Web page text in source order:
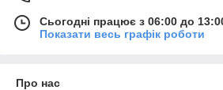
Сьогодні працює з 06:00 до
Показати весь графік роботи
Про нас